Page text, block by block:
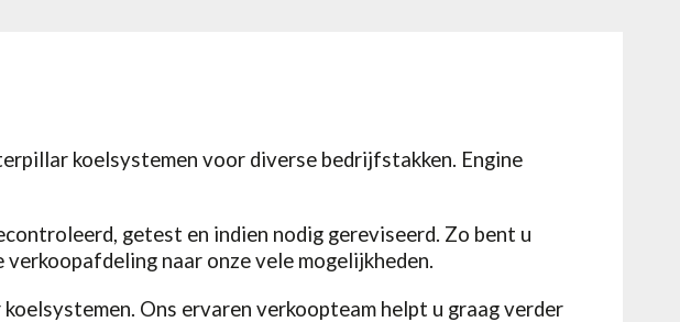
koelsystemen voor diverse bedrijfstakken. Engine
getest en indien nodig gereviseerd. Zo bent u
naar onze vele mogelijkheden.
Ons ervaren verkoopteam helpt u graag verder